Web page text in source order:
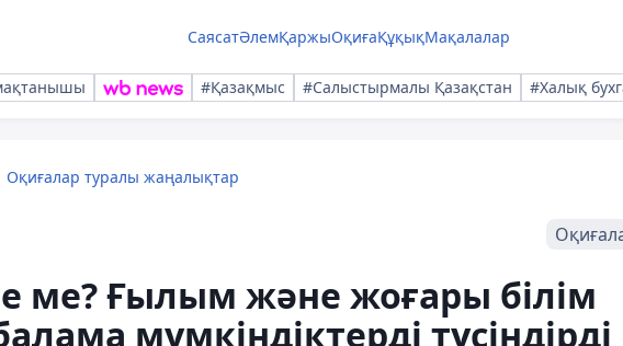
СаясатӘлемҚаржыОқиғаҚұқықМақалалар
#Қазақмыс #Салыстырмалы Қазақстан #Халық
Оқиғалар туралы жаңалықтар
ме? Ғылым және жоғары білім
мүмкіндіктерді түсіндірді